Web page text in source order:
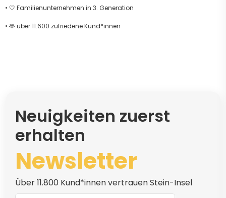
• 🤍 Familienunternehmen in 3. Generation
• 🫶 über 11.600 zufriedene Kund*innen
Neuigkeiten zuerst
erhalten
Newsletter
Über 11.800 Kund*innen vertrauen Stein-Insel